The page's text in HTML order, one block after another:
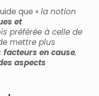
que « la notion
et
préférée à celle de
mettre plus
facteurs en cause,
aspects